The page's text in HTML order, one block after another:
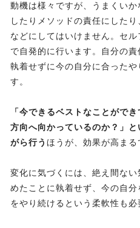
動機は様々ですが、うまくい
したりメソッドの責任にした
などにしてはいけません。セル
で自発的に行います。自分の責
執着せずに今の自分に合った
す。
「今できるベストなことがで
方向へ向かっているのか？」
がら行う ほうが、効果が高まる
変化に気づくには、絶え間な
めたことに執着せず、今の自
をやり続けるという柔軟性も必